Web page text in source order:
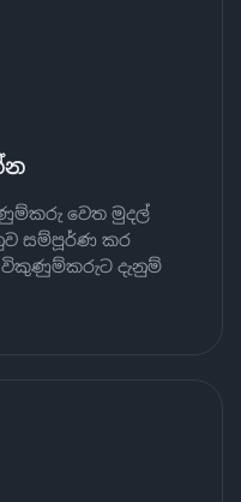
වෙත මුදල්
සම්පූර්ණ කර
විකුණුම්කරුට දැනුම්